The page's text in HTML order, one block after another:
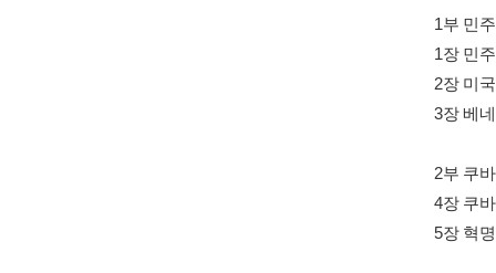
1부 민
1장 민
2장 미
3장 베
2부 쿠
4장 쿠
5장 혁